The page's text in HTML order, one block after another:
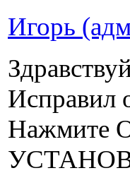
Игорь
Исправил